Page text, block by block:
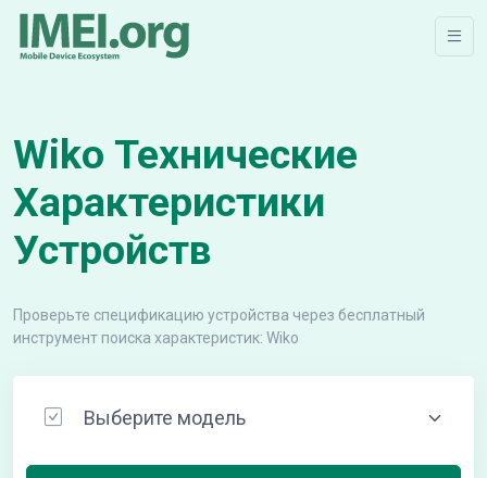
Wiko Технические
Характеристики
Устройств
Проверьте спецификацию устройства через бесплатный
инструмент поиска характеристик: Wiko